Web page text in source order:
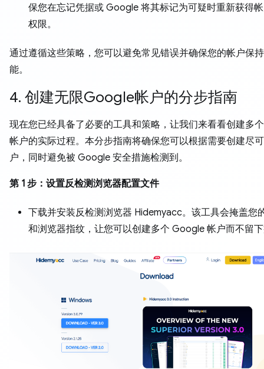
保您在忘记凭据或 Google 将其标记为可疑时重新获得
权限。
通过遵循这些策略，您可以避免常见错误并确保您的帐户保
能。
4. 创建无限Google帐户的分步指南
现在您已经具备了必要的工具和策略，让我们来看看创建多
帐户的实际过程。本分步指南将确保您可以根据需要创建尽
户，同时避免被 Google 安全措施检测到。
第 1 步：设置反检测浏览器配置文件
下载并安装反检测浏览器 Hidemyacc。该工具会掩盖您
和浏览器指纹，让您可以创建多个 Google 帐户而不留